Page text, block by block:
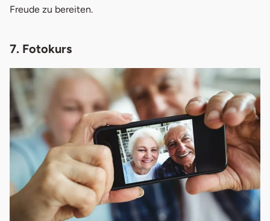
Freude zu bereiten.
7. Fotokurs